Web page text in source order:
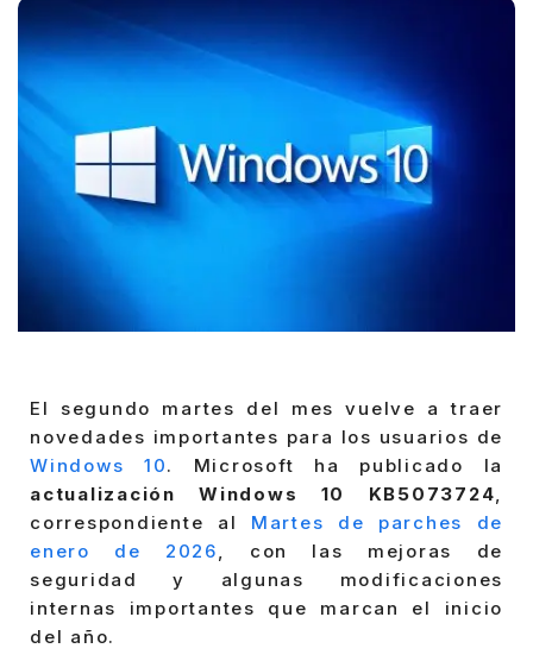
El segundo martes del mes vuelve a traer
novedades importantes para los usuarios de
Windows 10. Microsoft ha publicado la
actualización Windows 10 KB5073724,
correspondiente al Martes de parches de
enero de 2026, con las mejoras de
seguridad y algunas modificaciones
internas importantes que marcan el inicio
del año.